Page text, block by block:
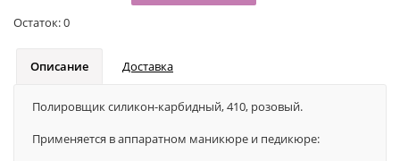
Остаток:0
Описание Доставка
Полировщик силикон-карбидный, 410, розовый.
Применяется в аппаратном маникюре и педикюре: